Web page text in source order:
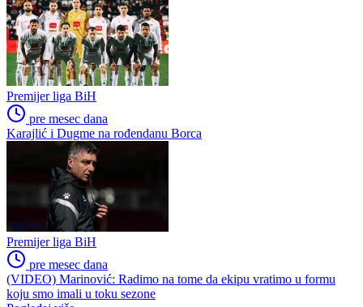
Premijer liga BiH
pre mesec dana
Karajlić i Dugme na rođendanu Borca
Premijer liga BiH
pre mesec dana
(VIDEO) Marinović: Radimo na tome da ekipu vratimo u formu
koju smo imali u toku sezone